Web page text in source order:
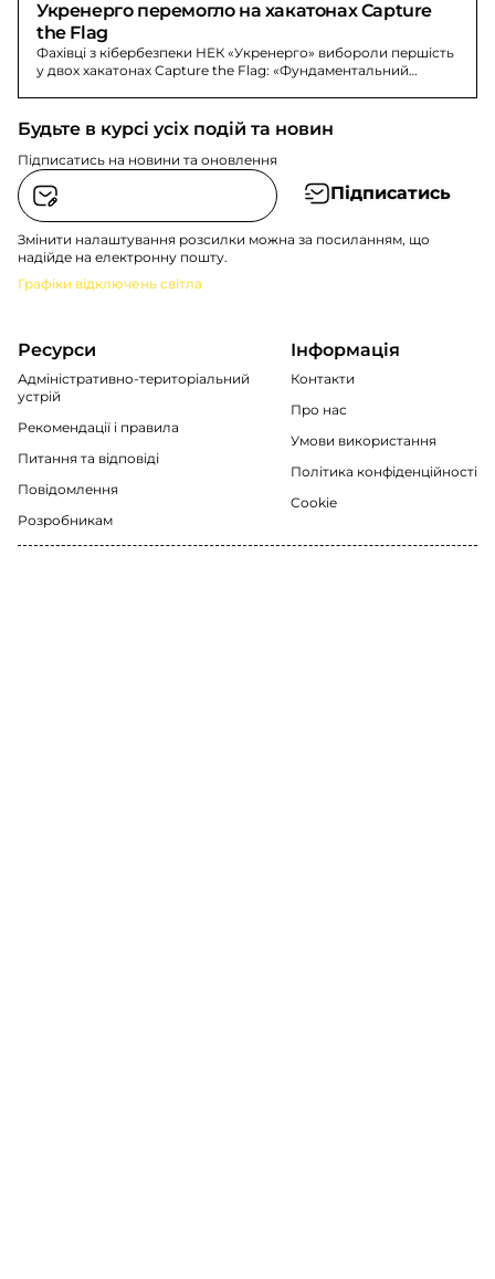
Укренерго перемогло на хакатонах Capture
the Flag
Фахівці з кібербезпеки НЕК «Укренерго» вибороли першість
у двох хакатонах Capture the Flag: «Фундаментальний
Будьте в курсі усіх подій та новин
Підписатись на новини та оновлення
Підписатись
Змінити налаштування розсилки можна за посиланням, що
надійде на електронну пошту.
Графіки відключень світла
Ресурси
Адміністративно-територіальний
устрій
Рекомендації i правила
Питання та відповіді
Повідомлення
Розробникам
Інформація
Контакти
Про нас
Умови використання
Політика конфіденційності
Cookie